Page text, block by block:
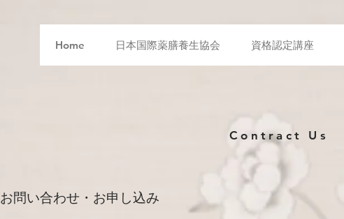
Home 日本国際薬膳養生協会 資格認定講座
Contract Us
お問い合わせ・お申し込み